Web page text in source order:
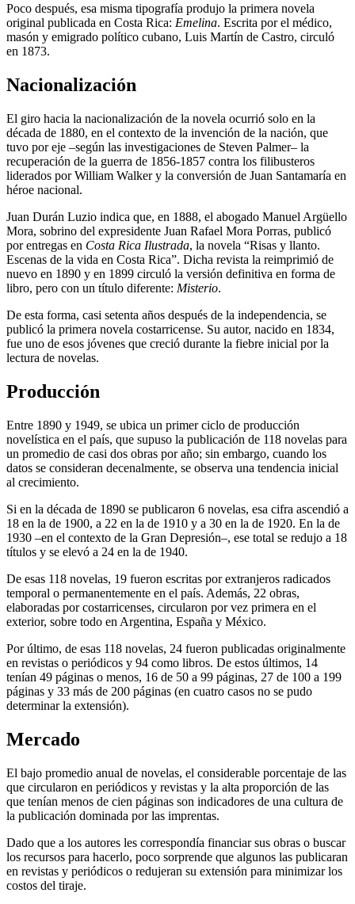
Poco después, esa misma tipografía produjo la primera novela
original publicada en Costa Rica: Emelina. Escrita por el médico,
masón y emigrado político cubano, Luis Martín de Castro, circuló
en 1873.
Nacionalización
El giro hacia la nacionalización de la novela ocurrió solo en la
década de 1880, en el contexto de la invención de la nación, que
tuvo por eje –según las investigaciones de Steven Palmer– la
recuperación de la guerra de 1856-1857 contra los filibusteros
liderados por William Walker y la conversión de Juan Santamaría en
héroe nacional.
Juan Durán Luzio indica que, en 1888, el abogado Manuel Argüello
Mora, sobrino del expresidente Juan Rafael Mora Porras, publicó
por entregas en Costa Rica Ilustrada, la novela “Risas y llanto.
Escenas de la vida en Costa Rica”. Dicha revista la reimprimió de
nuevo en 1890 y en 1899 circuló la versión definitiva en forma de
libro, pero con un título diferente: Misterio.
De esta forma, casi setenta años después de la independencia, se
publicó la primera novela costarricense. Su autor, nacido en 1834,
fue uno de esos jóvenes que creció durante la fiebre inicial por la
lectura de novelas.
Producción
Entre 1890 y 1949, se ubica un primer ciclo de producción
novelística en el país, que supuso la publicación de 118 novelas para
un promedio de casi dos obras por año; sin embargo, cuando los
datos se consideran decenalmente, se observa una tendencia inicial
al crecimiento.
Si en la década de 1890 se publicaron 6 novelas, esa cifra ascendió a
18 en la de 1900, a 22 en la de 1910 y a 30 en la de 1920. En la de
1930 –en el contexto de la Gran Depresión–, ese total se redujo a 18
títulos y se elevó a 24 en la de 1940.
De esas 118 novelas, 19 fueron escritas por extranjeros radicados
temporal o permanentemente en el país. Además, 22 obras,
elaboradas por costarricenses, circularon por vez primera en el
exterior, sobre todo en Argentina, España y México.
Por último, de esas 118 novelas, 24 fueron publicadas originalmente
en revistas o periódicos y 94 como libros. De estos últimos, 14
tenían 49 páginas o menos, 16 de 50 a 99 páginas, 27 de 100 a 199
páginas y 33 más de 200 páginas (en cuatro casos no se pudo
determinar la extensión).
Mercado
El bajo promedio anual de novelas, el considerable porcentaje de las
que circularon en periódicos y revistas y la alta proporción de las
que tenían menos de cien páginas son indicadores de una cultura de
la publicación dominada por las imprentas.
Dado que a los autores les correspondía financiar sus obras o buscar
los recursos para hacerlo, poco sorprende que algunos las publicaran
en revistas y periódicos o redujeran su extensión para minimizar los
costos del tiraje.